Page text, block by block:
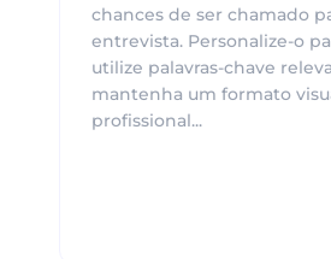
chances de ser chamado
entrevista. Personalize-o
utilize palavras-chave
mantenha um formato
profissional...